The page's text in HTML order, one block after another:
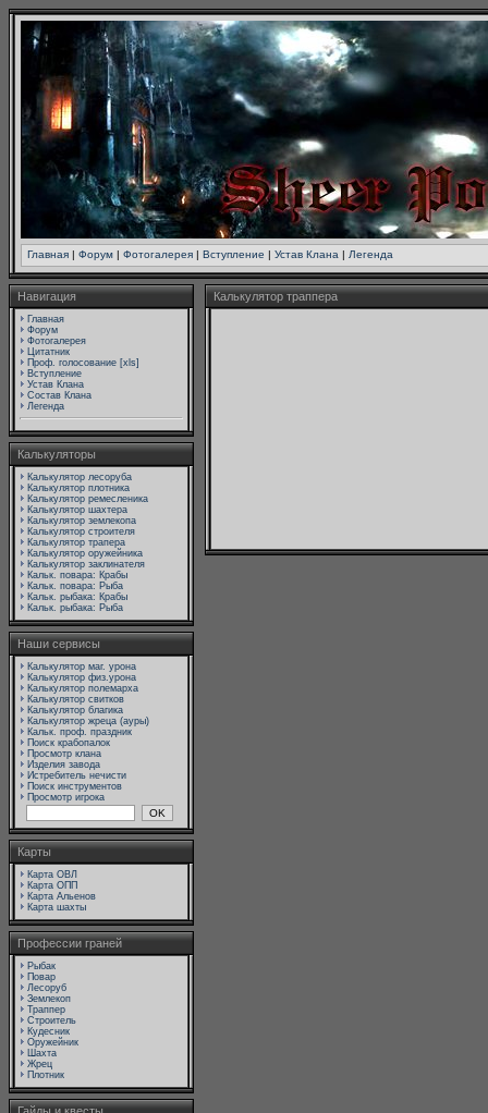
Главная | Форум | Фотогалерея | Вступление | Устав Клана | Легенда
Навигация
Главная
Форум
Фотогалерея
Цитатник
Проф. голосование [xls]
Вступление
Устав Клана
Состав Клана
Легенда
Калькуляторы
Калькулятор лесоруба
Калькулятор плотника
Калькулятор ремесленика
Калькулятор шахтера
Калькулятор землекопа
Калькулятор строителя
Калькулятор трапера
Калькулятор оружейника
Калькулятор заклинателя
Кальк. повара: Крабы
Кальк. повара: Рыба
Кальк. рыбака: Крабы
Кальк. рыбака: Рыба
Наши сервисы
Калькулятор маг. урона
Калькулятор физ.урона
Калькулятор полемарха
Калькулятор свитков
Калькулятор благика
Калькулятор жреца (ауры)
Кальк. проф. праздник
Поиск крабопалок
Просмотр клана
Изделия завода
Истребитель нечисти
Поиск инструментов
Просмотр игрока
Карты
Карта ОВЛ
Карта ОПП
Карта Альенов
Карта шахты
Профессии граней
Рыбак
Повар
Лесоруб
Землекоп
Траппер
Строитель
Кудесник
Оружейник
Шахта
Жрец
Плотник
Калькулятор траппера